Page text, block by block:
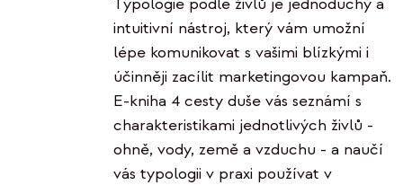
intuitivní nástroj, který vám umožní
lépe komunikovat s vašimi blízkými i
účinněji zacílit marketingovou kampaň.
E-kniha 4 cesty duše vás seznámí s
charakteristikami jednotlivých živlů -
ohně, vody, země a vzduchu - a naučí
vás typologii v praxi používat v